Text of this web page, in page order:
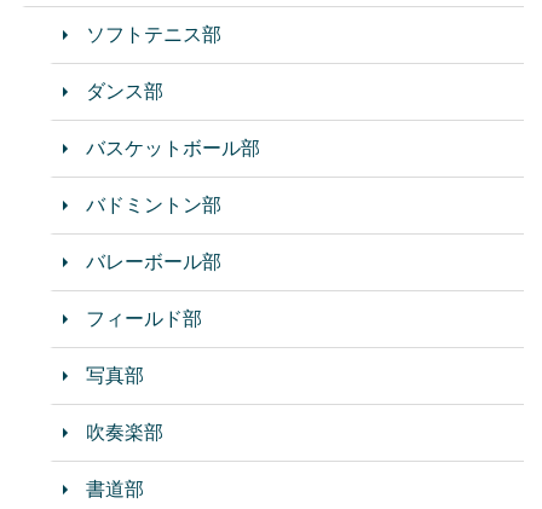
ソフトテニス部
ダンス部
バスケットボール部
バドミントン部
バレーボール部
フィールド部
写真部
吹奏楽部
書道部